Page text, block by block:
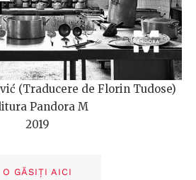
(Traducere de Florin Tudose)
Pandora M
2019
O GĂSIȚI AICI